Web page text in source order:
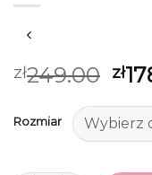
zł249.00 zł
Rozmiar